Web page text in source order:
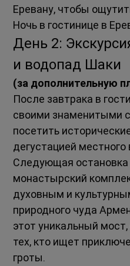
Еревану, чтобы
Ночь в гостинице в
День 2:
и водопад Шаки
(за дополнительную
После завтрака в
своими знаменитыми
посетить
дегустацией
Следующая
монастырский
духовным и
природного чуда
этот уникальный
тех, кто ищет
гроты.